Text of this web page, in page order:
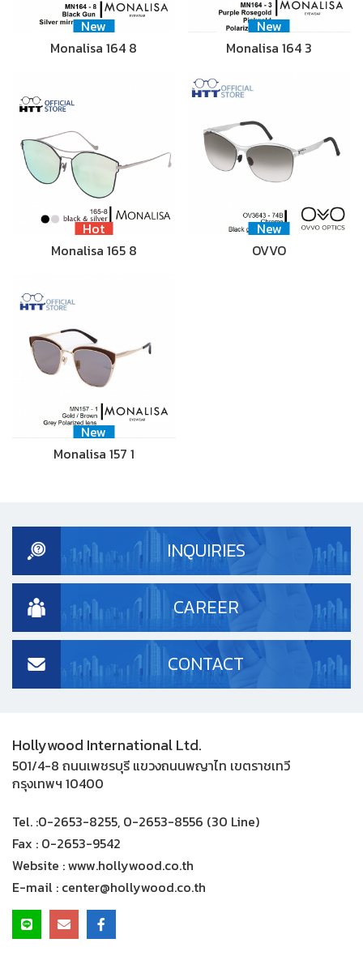
New
Monalisa 164 8
New
Monalisa 164 3
Hot
Monalisa 165 8
New
OVVO
New
Monalisa 157 1
INQUIRIES
CAREER
CONTACT
Hollywood International Ltd.
501/4-8 ถนนเพชรบุรี แขวงถนนพญาไท เขตราชเทวี
กรุงเทพฯ 10400
Tel. :0-2653-8255, 0-2653-8556 (30 Line)
Fax : 0-2653-9542
Website :www.hollywood.co.th
E-mail : center@hollywood.co.th